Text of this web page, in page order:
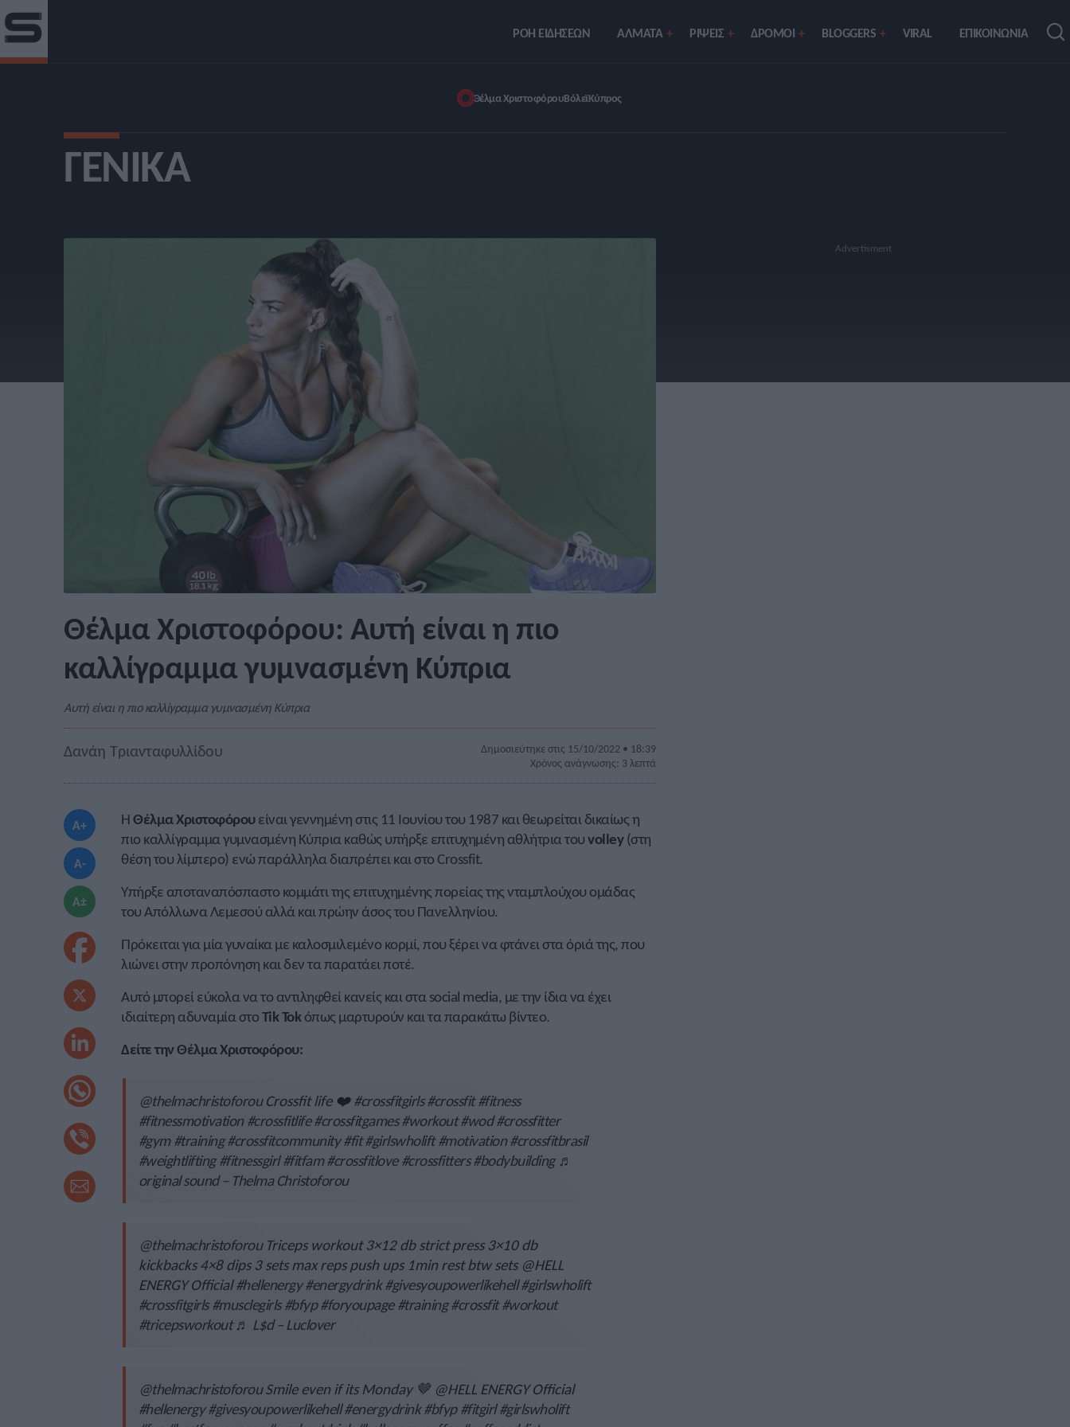
ΡΟΗ ΕΙΔΗΣΕΩΝ ΑΛΜΑΤΑ ΡIΨΕΙΣ ΔΡΟΜΟΙ BLOGGERS VIRAL ΕΠΙΚΟΙΝΩΝΙΑ
Θέλμα ΧριστοφόρουΒόλεϊΚύπρος
ΓΕΝΙΚΆ
Θέλμα Χριστοφόρου: Αυτή είναι η πιο
καλλίγραμμα γυμνασμένη Κύπρια
Αυτή είναι η πιο καλλίγραμμα γυμνασμένη Κύπρια
Δανάη Τριανταφυλλίδου
Δημοσιεύτηκε στις 15/10/2022 • 18:39
Χρόνος ανάγνωσης: 3 λεπτά
A+
A-
A±
ΗΘέλμα Χριστοφόρουείναι γεννημένη στις 11 Ιουνίου του 1987 και θεωρείται δικαίως η
πιο καλλίγραμμα γυμνασμένη Κύπρια καθώς υπήρξε επιτυχημένη αθλήτρια τουvolley (στη
θέση του λίμπερο) ενώ παράλληλα διαπρέπει και στο Crossfit.
Υπήρξε αποταναπόσπαστο κομμάτι της επιτυχημένης πορείας της νταμπλούχου ομάδας
του Απόλλωνα Λεμεσού αλλά και πρώην άσος του Πανελληνίου.
Πρόκειται για μία γυναίκα με καλοσμιλεμένο κορμί, που ξέρει να φτάνει στα όριά της, που
λιώνει στην προπόνηση και δεν τα παρατάει ποτέ.
Αυτό μπορεί εύκολα να το αντιληφθεί κανείς και στα social media, με την ίδια να έχει
ιδιαίτερη αδυναμία στοTik Tokόπως μαρτυρούν και τα παρακάτω βίντεο.
Δείτε την Θέλμα Χριστοφόρου:
@thelmachristoforouCrossfit life ❤️#crossfitgirls #crossfit #fitness
#fitnessmotivation #crossfitlife #crossfitgames #workout #wod #crossfitter
#gym #training #crossfitcommunity #fit #girlswholift #motivation #crossfitbrasil
#weightlifting #fitnessgirl #fitfam #crossfitlove #crossfitters #bodybuilding ♬
original sound – Thelma Christoforou
@thelmachristoforouTriceps workout 3×12 db strict press 3×10 db
kickbacks 4×8 dips 3 sets max reps push ups 1min rest btw sets @HELL
ENERGY Official#hellenergy #energydrink #givesyoupowerlikehell #girlswholift
#crossfitgirls #musclegirls #bfyp #foryoupage #training #crossfit #workout
#tricepsworkout ♬ L$d – Luclover
@thelmachristoforouSmile even if its Monday 🤎 @HELL ENERGY Official
#hellenergy #givesyoupowerlikehell #energydrink #bfyp #fitgirl #girlswholift